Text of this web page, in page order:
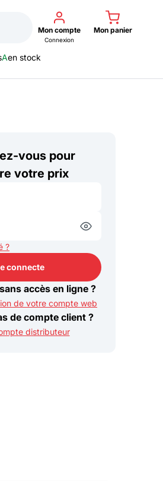
Mon compte
Connexion
Mon panier
Aen stock
vous pour
votre prix
?
connecte
accès en ligne ?
de votre compte web
de compte client ?
distributeur